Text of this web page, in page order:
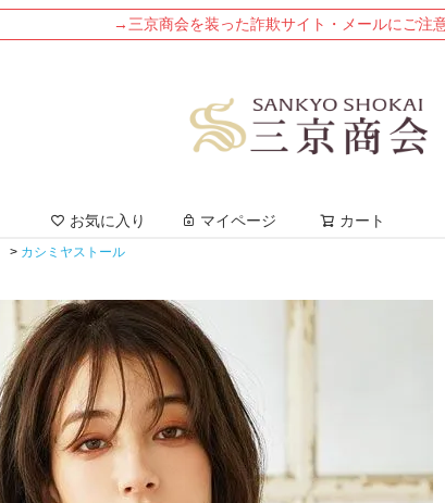
→三京商会を装った詐欺サイト・メールにご注
お気に入り マイページ カート
カシミヤストール